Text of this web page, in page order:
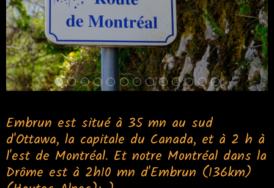
Embrun est situé à 35 mn au sud
d'Ottawa, la capitale du Canada, et à 2 h à
l'est de Montréal. Et notre Montréal dans la
Drôme est à 2h10 mn d'Embrun (136km)